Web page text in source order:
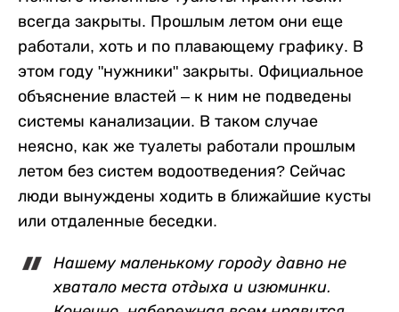
всегда закрыты. Прошлым летом они еще
работали, хоть и по плавающему графику. В
этом году "нужники" закрыты. Официальное
объяснение властей – к ним не подведены
системы канализации. В таком случае
неясно, как же туалеты работали прошлым
летом без систем водоотведения? Сейчас
люди вынуждены ходить в ближайшие кусты
или отдаленные беседки.
Нашему маленькому городу давно не
хватало места отдыха и изюминки.